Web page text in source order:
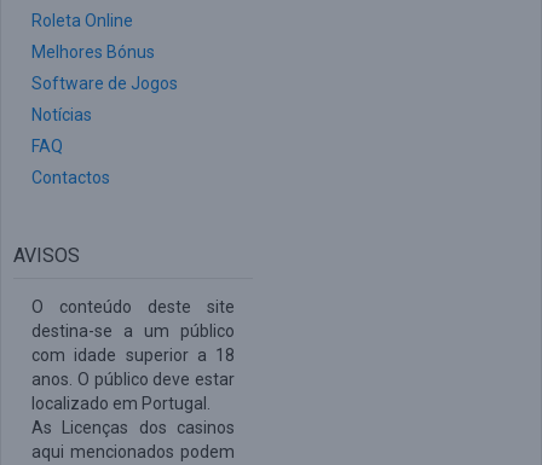
Roleta Online
Melhores Bónus
Software de Jogos
Notícias
FAQ
Contactos
AVISOS
O conteúdo deste site
destina-se a um público
com idade superior a 18
anos. O público deve estar
localizado em Portugal.
As Licenças dos casinos
aqui mencionados podem